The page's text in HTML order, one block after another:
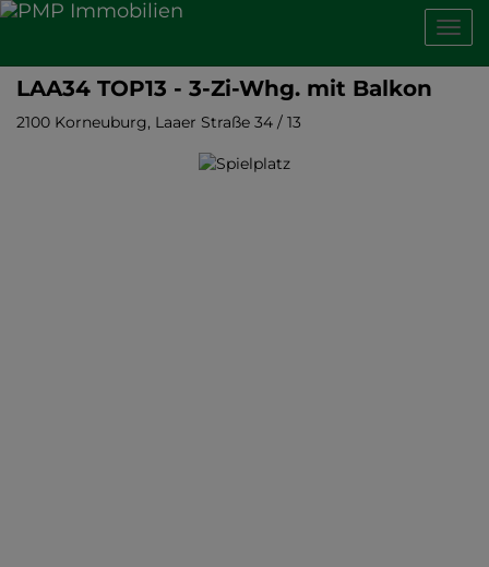
LAA34 TOP13 - 3-Zi-Whg. mit Balkon
2100 Korneuburg, Laaer Straße 34 / 13